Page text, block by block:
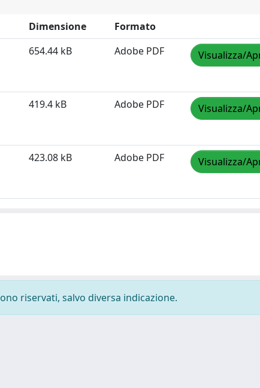
Dimensione
Formato
654.44 kB Adobe PDF Visualizza/
419.4 kB Adobe PDF Visualizza/
423.08 kB Adobe PDF Visualizza/
riservati, salvo diversa indicazione.